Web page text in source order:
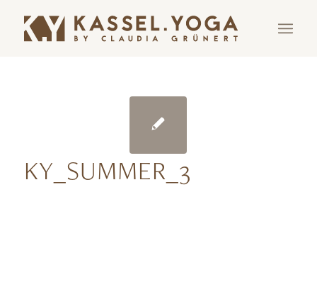
KY_SUMMER_3